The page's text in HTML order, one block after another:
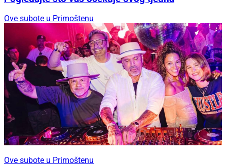
Ove subote u Primoštenu
Ove subote u Primoštenu